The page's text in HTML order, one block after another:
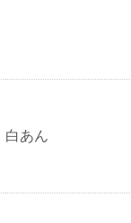
白あん